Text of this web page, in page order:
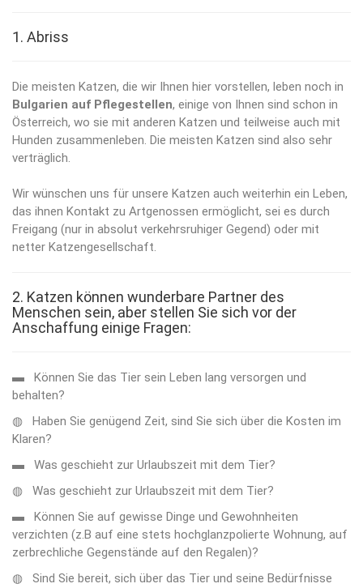
1. Abriss
Die meisten Katzen, die wir Ihnen hier vorstellen, leben noch in
Bulgarien auf Pflegestellen, einige von Ihnen sind schon in
Österreich, wo sie mit anderen Katzen und teilweise auch mit
Hunden zusammenleben. Die meisten Katzen sind also sehr
verträglich.
Wir wünschen uns für unsere Katzen auch weiterhin ein Leben,
das ihnen Kontakt zu Artgenossen ermöglicht, sei es durch
Freigang (nur in absolut verkehrsruhiger Gegend) oder mit
netter Katzengesellschaft.
2. Katzen können wunderbare Partner des
Menschen sein, aber stellen Sie sich vor der
Anschaffung einige Fragen:
▬ Können Sie das Tier sein Leben lang versorgen und
behalten?
◍ Haben Sie genügend Zeit, sind Sie sich über die Kosten im
Klaren?
▬ Was geschieht zur Urlaubszeit mit dem Tier?
◍ Was geschieht zur Urlaubszeit mit dem Tier?
▬ Können Sie auf gewisse Dinge und Gewohnheiten
verzichten (z.B auf eine stets hochglanzpolierte Wohnung, auf
zerbrechliche Gegenstände auf den Regalen)?
◍ Sind Sie bereit, sich über das Tier und seine Bedürfnisse